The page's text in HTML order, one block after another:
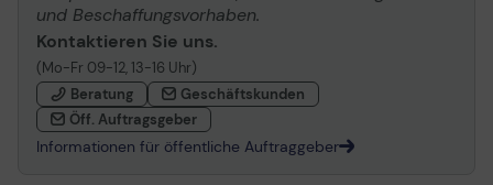
und Beschaffungsvorhaben.
Kontaktieren Sie uns.
(Mo-Fr 09-12, 13-16 Uhr)
Beratung
Geschäftskunden
Öff. Auftragsgeber
Informationen für öffentliche Auftraggeber